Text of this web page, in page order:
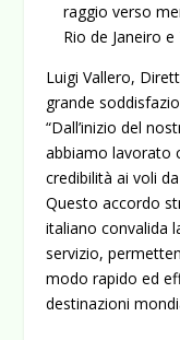
raggio verso
Rio de Janeiro e
Luigi Vallero,
grande
“Dall’inizio del
abbiamo lavorato
credibilità ai voli
Questo accordo
italiano convalida
servizio,
modo rapido ed
destinazioni